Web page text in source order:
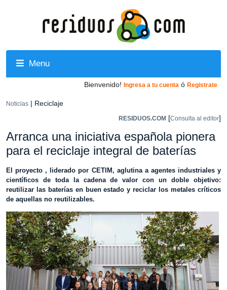
Menu
Bienvenido! Ingresa a tu cuenta ó Registrate
Noticias | Reciclaje
RESIDUOS.COM [Consulta al editor]
Arranca una iniciativa española pionera
para el reciclaje integral de baterías
El proyecto , liderado por CETIM, aglutina a agentes industriales y
científicos de toda la cadena de valor con un doble objetivo:
reutilizar las baterías en buen estado y reciclar los metales críticos
de aquellas no reutilizables.